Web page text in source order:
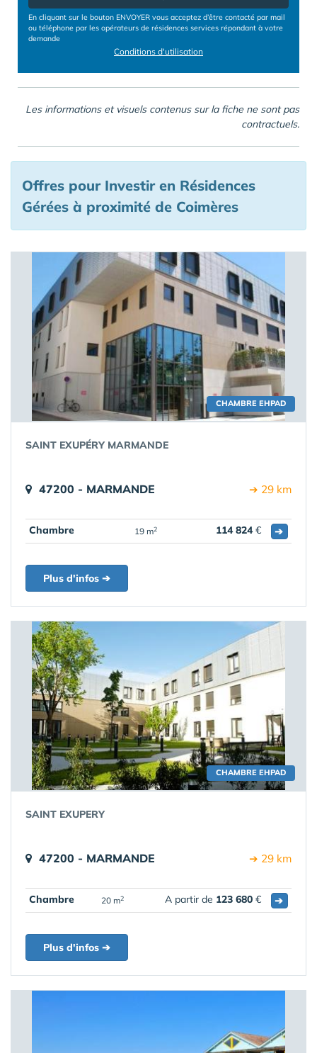
En cliquant sur le bouton ENVOYER vous acceptez d’être contacté par mail
ou téléphone par les opérateurs de résidences services répondant à votre
demande
Conditions d'utilisation
Les informations et visuels contenus sur la fiche ne sont pas
contractuels.
Offres pour Investir en Résidences
Gérées à proximité de Coimères
CHAMBRE EHPAD
SAINT EXUPÉRY MARMANDE
47200 - MARMANDE ➔ 29 km
Chambre 19 m2 114 824€ ➔
Plus d'infos ➔
CHAMBRE EHPAD
SAINT EXUPERY
47200 - MARMANDE ➔ 29 km
Chambre 20 m2 A partir de 123 680 € ➔
Plus d'infos ➔